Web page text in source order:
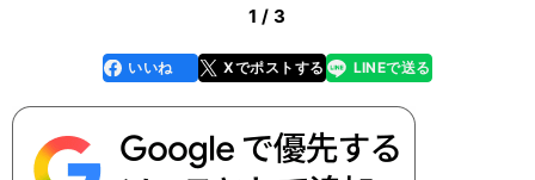
1 / 3
faceboo
k
いいね Xでポストする
line LINEで送る